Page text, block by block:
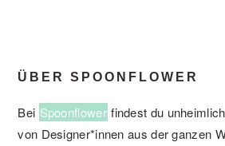
ÜBER SPOONFLOWER
Bei Spoonflower findest du
von Designer*innen aus der ganzen